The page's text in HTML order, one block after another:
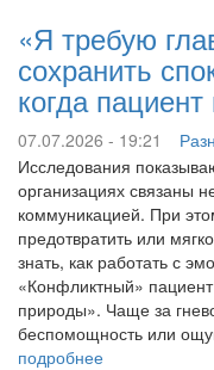
«Я требую
сохранить
когда
07.07.2026 - 19:21
Исследования
организациях связаны
коммуникацией. При
предотвратить или
знать, как работать с
«Конфликтный»
природы». Чаще за
беспомощность или
подробнее